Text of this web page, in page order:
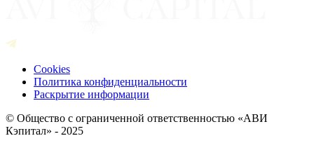
Cookies
Политика конфиденциальности
Раскрытие информации
© Общество с ограниченной ответственностью «АВИ
Кэпитал» - 2025